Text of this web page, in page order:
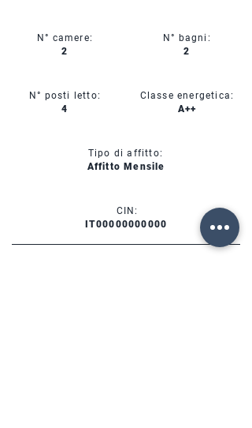
N° camere:
2
N° posti letto:
4
N° bagni:
2
Classe energetica:
A++
Tipo di affitto:
Affitto Mensile
CIN:
IT00000000000